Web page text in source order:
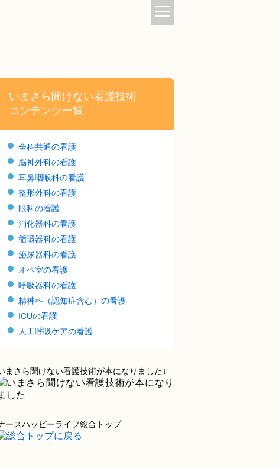
いまさら聞けない看護技術
コンテンツ一覧
全科共通の看護
脳神外科の看護
耳鼻咽喉科の看護
整形外科の看護
眼科の看護
消化器科の看護
循環器科の看護
泌尿器科の看護
オペ室の看護
呼吸器科の看護
精神科（認知症含む）の看護
ICUの看護
人工呼吸ケアの看護
まさら聞けない看護技術が本になりました↓
ースハッピーライフ総合トップ